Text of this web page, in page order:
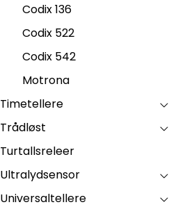
Codix 136
Codix 522
Codix 542
Motrona
Timetellere
Trådløst
Turtallsreleer
Ultralydsensor
Universaltellere